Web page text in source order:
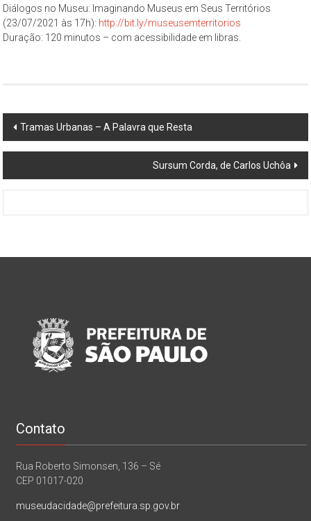
Diálogos no Museu: Imaginando Museus em Seus Territórios
(23/07/2021 às 17h): http://bit.ly/museusemterritorios
Duração: 120 minutos – com acessibilidade em libras.
Post
navigation
Tramas Urbanas – A Palavra que Resta
Sursum Corda, de Carlos Uchôa
Contato
Rua Roberto Simonsen, 136 – Sé
CEP 01017-020
museudacidade@prefeitura.sp.gov.br